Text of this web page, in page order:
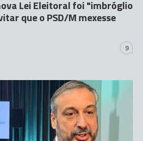
Lei Eleitoral foi "imbróglio
que o PSD/M mexesse
9